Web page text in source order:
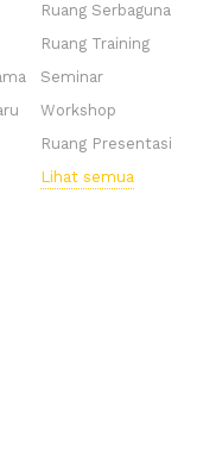
Ruang Serbaguna
Ruang Training
Seminar
Workshop
Ruang Presentasi
Lihat semua